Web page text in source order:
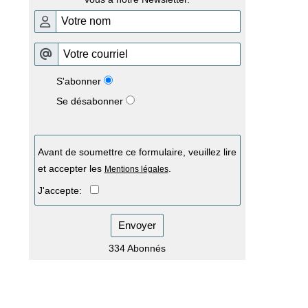
S'abonner
Se désabonner
Avant de soumettre ce formulaire, veuillez lire
et accepter les Mentions légales.
J'accepte:
Envoyer
334 Abonnés